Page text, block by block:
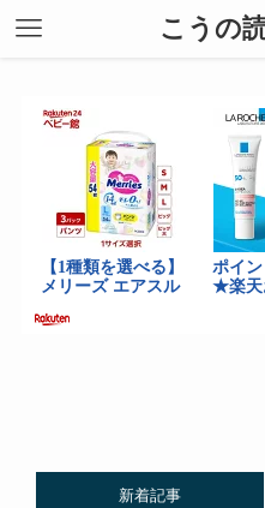
こうの
新着記事